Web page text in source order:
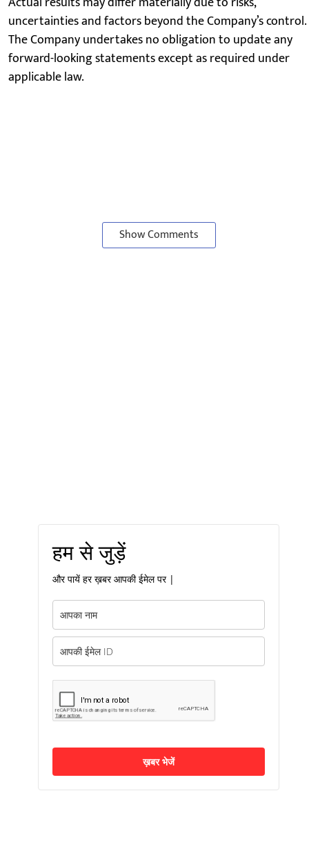
uncertainties and factors beyond the Company’s control.
The Company undertakes no obligation to update any
forward-looking statements except as required under
applicable law.
Show Comments
हम से जुड़ें
और पायें हर ख़बर आपकी ईमेल पर |
ख़बर भेजें